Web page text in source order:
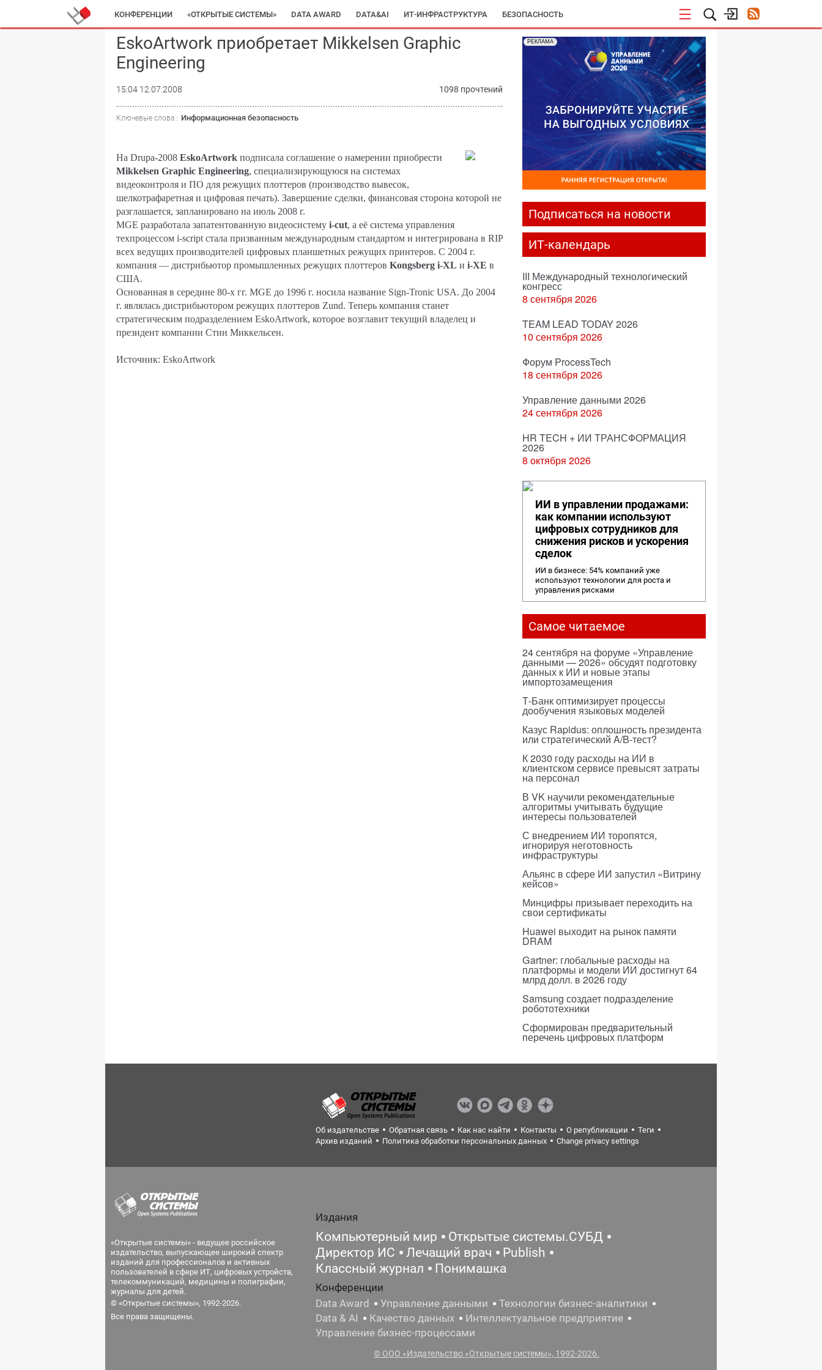
КОНФЕРЕНЦИИ «ОТКРЫТЫЕ СИСТЕМЫ» DATA AWARD DATA&AI ИТ-ИНФРАСТРУКТУРА БЕЗОПАСНОСТЬ
EskoArtwork приобретает Mikkelsen Graphic
Engineering
15:04 12.07.2008 1098 прочтений
Ключевые слова : Информационная безопасность
На Drupa-2008 EskoArtwork подписала соглашение о намерении приобрести
Mikkelsen Graphic Engineering, специализирующуюся на системах
видеоконтроля и ПО для режущих плоттеров (производство вывесок,
шелкотрафаретная и цифровая печать). Завершение сделки, финансовая сторона которой не
разглашается, запланировано на июль 2008 г.
MGE разработала запатентованную видеосистему i-cut, а её система управления
техпроцессом i-script стала призванным международным стандартом и интегрирована в RIP
всех ведущих производителей цифровых планшетных режущих принтеров. С 2004 г.
компания — дистрибьютор промышленных режущих плоттеров Kongsberg i-XL и i-XE в
США.
Основанная в середине 80-х гг. MGE до 1996 г. носила название Sign-Tronic USA. До 2004
г. являлась дистрибьютором режущих плоттеров Zund. Теперь компания станет
стратегическим подразделением EskoArtwork, которое возглавит текущий владелец и
президент компании Стин Миккельсен.
Источник: EskoArtwork
РЕКЛАМА
Подписаться на новости
ИТ-календарь
III Международный технологический
конгресс
8 сентября 2026
TEAM LEAD TODAY 2026
10 сентября 2026
Форум ProcessTech
18 сентября 2026
Управление данными 2026
24 сентября 2026
HR TECH + ИИ ТРАНСФОРМАЦИЯ
2026
8 октября 2026
ИИ в управлении продажами:
как компании используют
цифровых сотрудников для
снижения рисков и ускорения
сделок
ИИ в бизнесе: 54% компаний уже
используют технологии для роста и
управления рисками
Самое читаемое
24 сентября на форуме «Управление
данными — 2026» обсудят подготовку
данных к ИИ и новые этапы
импортозамещения
Т-Банк оптимизирует процессы
дообучения языковых моделей
Казус Rapidus: оплошность президента
или стратегический A/B-тест?
К 2030 году расходы на ИИ в
клиентском сервисе превысят затраты
на персонал
В VK научили рекомендательные
алгоритмы учитывать будущие
интересы пользователей
С внедрением ИИ торопятся,
игнорируя неготовность
инфраструктуры
Альянс в сфере ИИ запустил «Витрину
кейсов»
Минцифры призывает переходить на
свои сертификаты
Huawei выходит на рынок памяти
DRAM
Gartner: глобальные расходы на
платформы и модели ИИ достигнут 64
млрд долл. в 2026 году
Samsung создает подразделение
робототехники
Сформирован предварительный
перечень цифровых платформ
Об издательстве Обратная связь Как нас найти Контакты О републикации
Теги
Архив изданий
Политика обработки персональных данных Change privacy settings
«Открытые системы» - ведущее российское
издательство, выпускающее широкий спектр
изданий для профессионалов и активных
пользователей в сфере ИТ, цифровых устройств,
телекоммуникаций, медицины и полиграфии,
журналы для детей.
© «Открытые системы», 1992-2026.
Все права защищены.
Издания
Компьютерный мир
Открытые системы.СУБД
Директор ИС
Лечащий врач
Publish
Классный журнал
Понимашка
Конференции
Data Award
Управление данными
Технологии бизнес-аналитики
Data & AI
Качество данных
Интеллектуальное предприятие
Управление бизнес-процессами
© ООО «Издательство «Открытые системы», 1992-2026.